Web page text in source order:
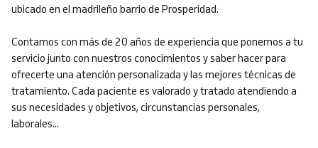
ubicado en el madrileño barrio de Prosperidad.
Contamos con más de 20 años de experiencia que ponemos a tu
servicio junto con nuestros conocimientos y saber hacer para
ofrecerte una atención personalizada y las mejores técnicas de
tratamiento. Cada paciente es valorado y tratado atendiendo a
sus necesidades y objetivos, circunstancias personales,
laborales...